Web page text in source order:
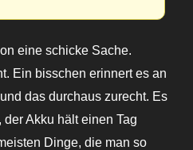
eine schicke Sache.
Ein bisschen erinnert es an
das durchaus zurecht. Es
Akku hält einen Tag
Dinge, die man so